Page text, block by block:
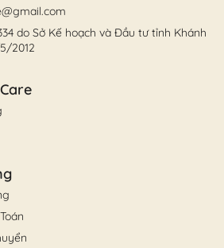
do Sở Kế hoạch và Đầu tư tỉnh Khánh
2012